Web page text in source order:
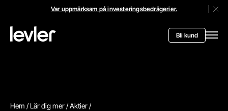
Var uppmärksam på investeringsbedrägerier.
Header.toStartPagee Bli kund
Hem Lär dig mer Aktier